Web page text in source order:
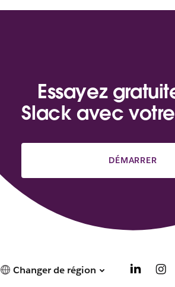
Essayez
Slack avec
DÉMARRER
Changer de région